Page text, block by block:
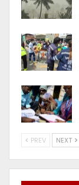
PREV NEXT